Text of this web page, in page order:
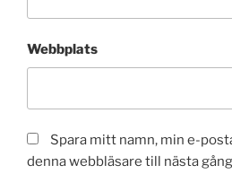
Webbplats
Spara mitt namn, min e-
denna webbläsare till nästa